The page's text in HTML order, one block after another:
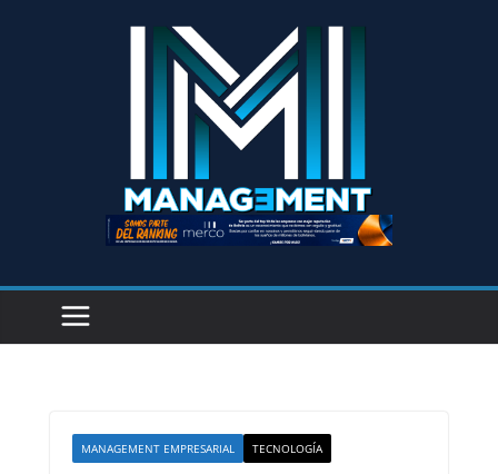
MANAGEMENT EMPRESARIAL TECNOLOGÍA